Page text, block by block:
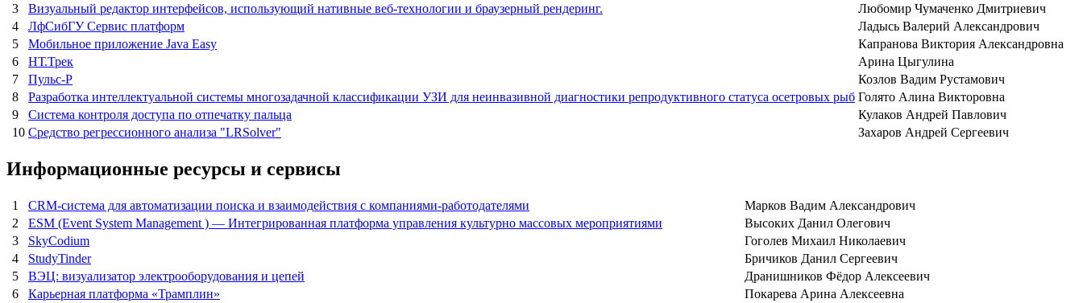
3
Визуальный редактор интерфейсов, использующий нативные веб-технологии и браузерный рендеринг.
Любомир Чумаченко Дмитриевич
4
ЛфСибГУ Сервис платформ
Ладысь Валерий Александрович
5
Мобильное приложение Java Easy
Капранова Виктория Александровна
6
НТ.Трек
Арина Цыгулина
7
Пульс-Р
Козлов Вадим Рустамович
8
Разработка интеллектуальной системы многозадачной классификации УЗИ для неинвазивной диагностики репродуктивного статуса осетровых рыб Голято Алина Викторовна
9
Система контроля доступа по отпечатку пальца
Кулаков Андрей Павлович
10 Средство регрессионного анализа "LRSolver" Захаров Андрей Сергеевич
Информационные ресурсы и сервисы
1 CRM-система для автоматизации поиска и взаимодействия с компаниями-работодателями
Марков Вадим Александрович
2
ESM (Event System Management ) — Интегрированная платформа управления культурно массовых мероприятиями
Высоких Данил Олегович
3
SkyCodium
Гоголев Михаил Николаевич
4
StudyTinder
Бричиков Данил Сергеевич
5
ВЭЦ: визуализатор электрооборудования и цепей
Дранишников Фёдор Алексеевич
6
Карьерная платформа «Трамплин»
Покарева Арина Алексеевна